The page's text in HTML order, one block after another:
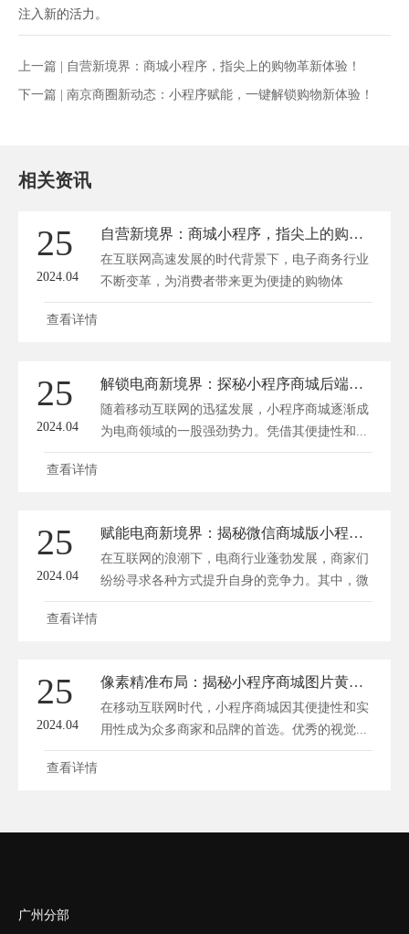
注入新的活力。
上一篇 | 自营新境界：商城小程序，指尖上的购物革新体验！
下一篇 | 南京商圈新动态：小程序赋能，一键解锁购物新体验！
相关资讯
25
2024.04
自营新境界：商城小程序，指尖上的购物革新体验！
在互联网高速发展的时代背景下，电子商务行业
不断变革，为消费者带来更为便捷的购物体
验。...
查看详情
25
2024.04
解锁电商新境界：探秘小程序商城后端的秘密武器
随着移动互联网的迅猛发展，小程序商城逐渐成
为电商领域的一股强劲势力。凭借其便捷性和...
查看详情
25
2024.04
赋能电商新境界：揭秘微信商城版小程序的流量秘籍
在互联网的浪潮下，电商行业蓬勃发展，商家们
纷纷寻求各种方式提升自身的竞争力。其中，微
信...
查看详情
25
2024.04
像素精准布局：揭秘小程序商城图片黄金尺寸秘籍！
在移动互联网时代，小程序商城因其便捷性和实
用性成为众多商家和品牌的首选。优秀的视觉...
查看详情
广州分部